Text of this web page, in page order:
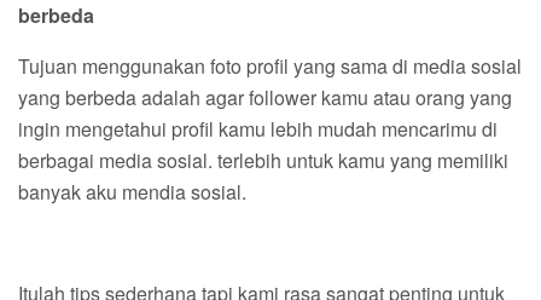
berbeda
Tujuan menggunakan foto profil yang sama di media sosial
yang berbeda adalah agar follower kamu atau orang yang
ingin mengetahui profil kamu lebih mudah mencarimu di
berbagai media sosial. terlebih untuk kamu yang memiliki
banyak aku mendia sosial.
Itulah tips sederhana tapi kami rasa sangat penting untuk